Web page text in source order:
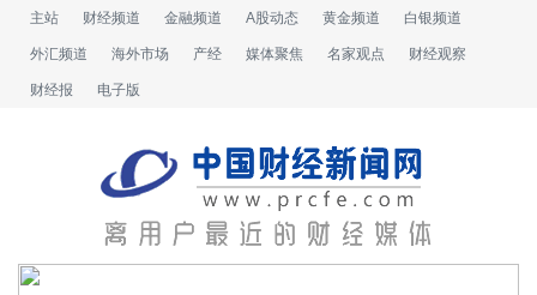
主站 财经频道 金融频道 A股动态 黄金频道 白银频道
外汇频道 海外市场 产经 媒体聚焦 名家观点 财经观察
财经报 电子版